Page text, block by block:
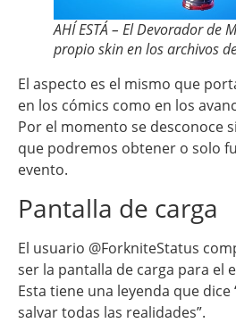
AHÍ ESTÁ – El Devorador de
propio skin en los archivos
El aspecto es el mismo que
en los cómics como en los
Por el momento se desconoce
que podremos obtener o solo
evento.
Pantalla de carga
El usuario @ForkniteStatus
ser la pantalla de carga para el
Esta tiene una leyenda que dice
salvar todas las realidades”.